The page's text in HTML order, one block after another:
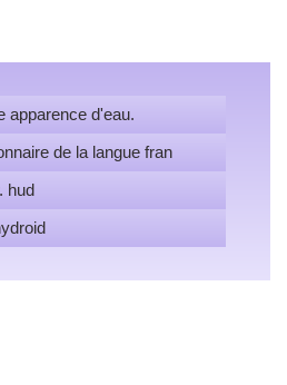
apparence d'eau.
de la langue fran
hud